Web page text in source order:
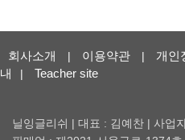
회사소개 | 이용약관 | 개인
내
| Teacher site
닐잉글리쉬 | 대표 : 김예찬 | 사업